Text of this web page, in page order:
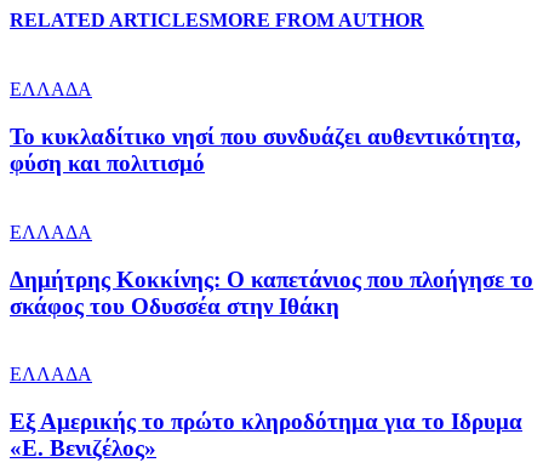
RELATED ARTICLESMORE FROM AUTHOR
ΕΛΛΑΔΑ
Το κυκλαδίτικο νησί που συνδυάζει αυθεντικότητα,
φύση και πολιτισμό
ΕΛΛΑΔΑ
Δημήτρης Κοκκίνης: Ο καπετάνιος που πλοήγησε το
σκάφος του Οδυσσέα στην Ιθάκη
ΕΛΛΑΔΑ
Εξ Αμερικής το πρώτο κληροδότημα για το Ιδρυμα
«Ε. Βενιζέλος»